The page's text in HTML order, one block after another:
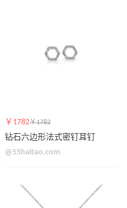
￥1782￥1782
钻石六边形法式密钉耳钉
@55haitao.com